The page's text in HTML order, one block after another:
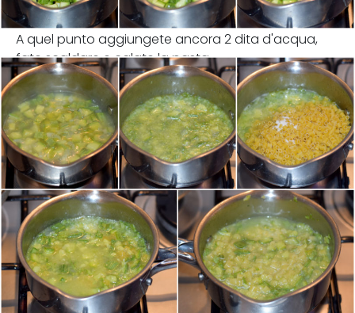
A quel punto aggiungete ancora 2 dita d'acqua,
fate scaldare e calate la pasta.